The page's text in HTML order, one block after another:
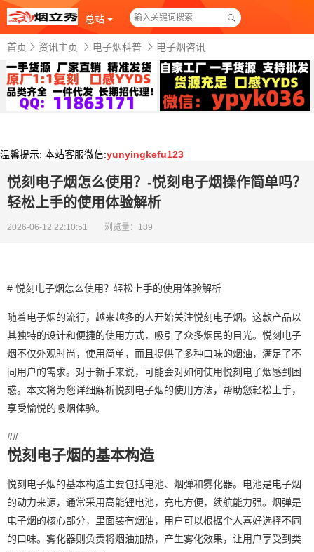
总站
首页 资讯主页 电子烟科普 电子烟咨讯
温馨提示: 本站客服微信:yunyingkefu123
悦刻电子烟怎么使用？-悦刻电子烟操作简单吗？
轻松上手的使用体验解析
2026-06-12 22:10:51 浏览量：189
# 悦刻电子烟怎么使用？轻松上手的使用体验解析
随着电子烟的流行，越来越多的人开始关注悦刻电子烟。这款产品以
其独特的设计和便捷的使用方式，吸引了众多烟民的目光。悦刻电子
烟不仅外观时尚，使用简单，而且提供了多种口味的烟油，满足了不
同用户的需求。对于新手来说，可能会对如何使用悦刻电子烟感到困
惑。本文将为您详细解析悦刻电子烟的使用方法，帮助您轻松上手，
享受愉悦的吸烟体验。
##
悦刻电子烟的基本构造
悦刻电子烟的基本构造主要包括电池、烟弹和雾化器。电池是电子烟
的动力来源，通常采用高能锂电池，充电方便，续航能力强。烟弹是
电子烟的核心部分，里面装有烟油，用户可以根据个人喜好选择不同
的口味。雾化器则负责将烟油加热，产生雾化效果，让用户享受到类